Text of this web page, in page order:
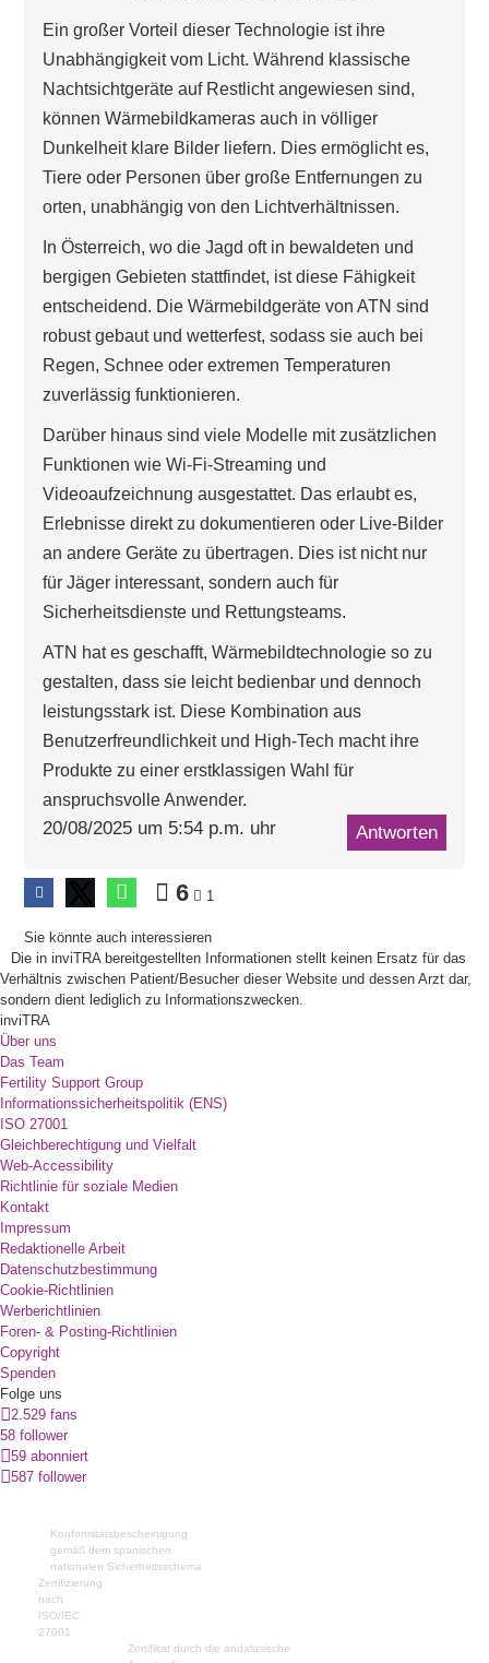
Ein großer Vorteil dieser Technologie ist ihre
Unabhängigkeit vom Licht. Während klassische
Nachtsichtgeräte auf Restlicht angewiesen sind,
können Wärmebildkameras auch in völliger
Dunkelheit klare Bilder liefern. Dies ermöglicht es,
Tiere oder Personen über große Entfernungen zu
orten, unabhängig von den Lichtverhältnissen.
In Österreich, wo die Jagd oft in bewaldeten und
bergigen Gebieten stattfindet, ist diese Fähigkeit
entscheidend. Die Wärmebildgeräte von ATN sind
robust gebaut und wetterfest, sodass sie auch bei
Regen, Schnee oder extremen Temperaturen
zuverlässig funktionieren.
Darüber hinaus sind viele Modelle mit zusätzlichen
Funktionen wie Wi-Fi-Streaming und
Videoaufzeichnung ausgestattet. Das erlaubt es,
Erlebnisse direkt zu dokumentieren oder Live-Bilder
an andere Geräte zu übertragen. Dies ist nicht nur
für Jäger interessant, sondern auch für
Sicherheitsdienste und Rettungsteams.
ATN hat es geschafft, Wärmebildtechnologie so zu
gestalten, dass sie leicht bedienbar und dennoch
leistungsstark ist. Diese Kombination aus
Benutzerfreundlichkeit und High-Tech macht ihre
Produkte zu einer erstklassigen Wahl für
anspruchsvolle Anwender.
20/08/2025 um 5:54 p.m. uhr Antworten
6 1
Sie könnte auch interessieren
Die in inviTRA bereitgestellten Informationen stellt keinen Ersatz für das
Verhältnis zwischen Patient/Besucher dieser Website und dessen Arzt dar,
sondern dient lediglich zu Informationszwecken.
inviTRA
Über uns
Das Team
Fertility Support Group
Informationssicherheitspolitik (ENS)
ISO 27001
Gleichberechtigung und Vielfalt
Web-Accessibility
Richtlinie für soziale Medien
Kontakt
Impressum
Redaktionelle Arbeit
Datenschutzbestimmung
Cookie-Richtlinien
Werberichtlinien
Foren- & Posting-Richtlinien
Copyright
Spenden
Folge uns
2.529 fans
58 follower
59 abonniert
587 follower
Konformitätsbescheinigung
gemäß dem spanischen
nationalen Sicherheitsschema
Zertifizierung
nach
ISO/IEC
27001
Zertifikat durch die andalusische